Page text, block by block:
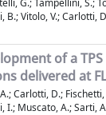
G.; Tampellini, S.;
B.; Vitolo, V.; Carlotti,
of a
delivered at
Carlotti, D.;
Muscato, A.; Sarti,